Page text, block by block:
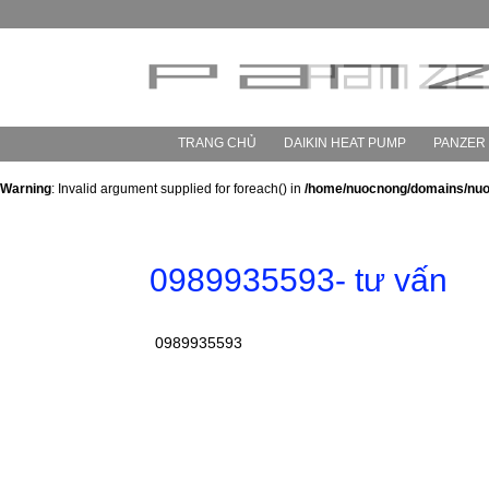
TRANG CHỦ DAIKIN HEAT PUMP
Warning: Invalid argument supplied for foreach() in /home/nuocnong/domains/
0989935593- tư vấn
0989935593